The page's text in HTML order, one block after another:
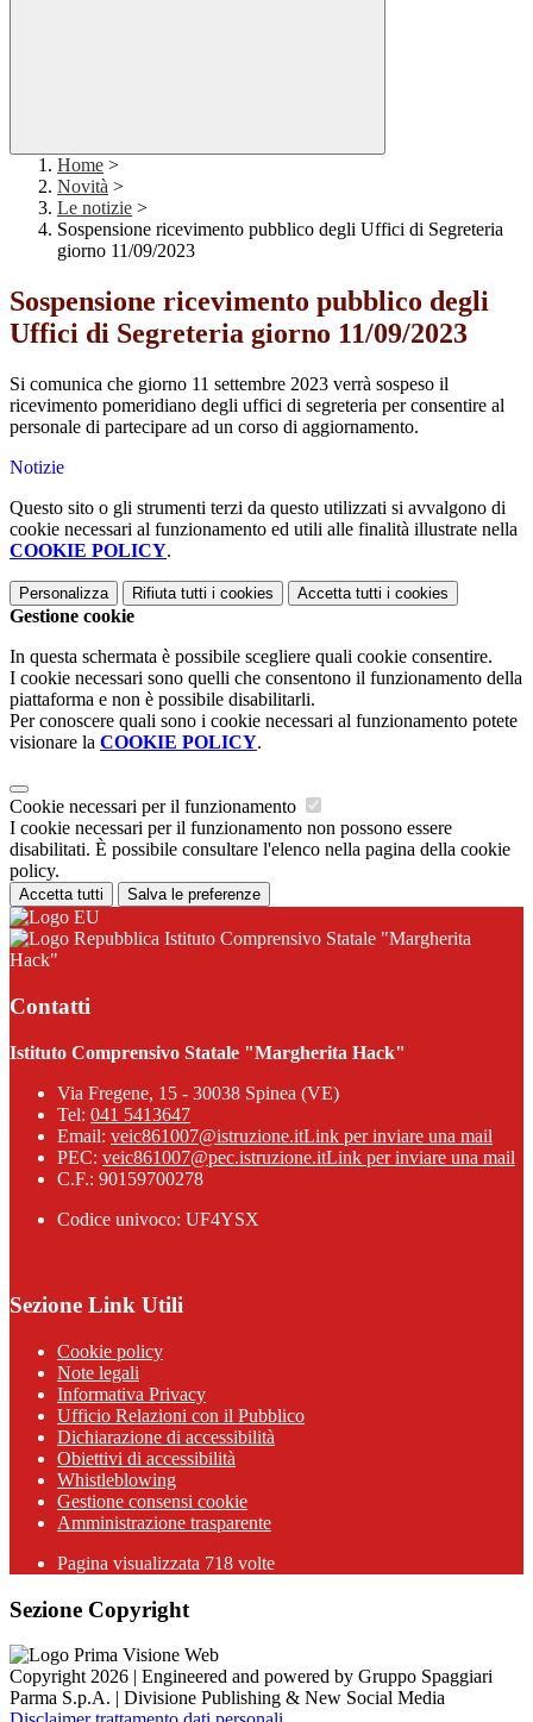
Home >
Novità >
Le notizie >
Sospensione ricevimento pubblico degli Uffici di Segreteria
giorno 11/09/2023
Sospensione ricevimento pubblico degli
Uffici di Segreteria giorno 11/09/2023
Si comunica che giorno 11 settembre 2023 verrà sospeso il
ricevimento pomeridiano degli uffici di segreteria per consentire al
personale di partecipare ad un corso di aggiornamento.
Notizie
Questo sito o gli strumenti terzi da questo utilizzati si avvalgono di
cookie necessari al funzionamento ed utili alle finalità illustrate nella
COOKIE POLICY.
Personalizza Rifiuta tutti i cookies Accetta tutti i cookies
Gestione cookie
In questa schermata è possibile scegliere quali cookie consentire.
I cookie necessari sono quelli che consentono il funzionamento della
piattaforma e non è possibile disabilitarli.
Per conoscere quali sono i cookie necessari al funzionamento potete
visionare la COOKIE POLICY.
Cookie necessari per il funzionamento
I cookie necessari per il funzionamento non possono essere
disabilitati. È possibile consultare l'elenco nella pagina della cookie
policy.
Accetta tutti Salva le preferenze
Istituto Comprensivo Statale "Margherita
Hack"
Contatti
Istituto Comprensivo Statale "Margherita Hack"
Via Fregene, 15 - 30038 Spinea (VE)
Tel: 041 5413647
Email: veic861007@istruzione.itLink per inviare una mail
PEC: veic861007@pec.istruzione.itLink per inviare una mail
C.F.: 90159700278
Codice univoco: UF4YSX
Sezione Link Utili
Cookie policy
Note legali
Informativa Privacy
Ufficio Relazioni con il Pubblico
Dichiarazione di accessibilità
Obiettivi di accessibilità
Whistleblowing
Gestione consensi cookie
Amministrazione trasparente
Pagina visualizzata 718 volte
Sezione Copyright
Copyright 2026 | Engineered and powered by Gruppo Spaggiari
Parma S.p.A. | Divisione Publishing & New Social Media